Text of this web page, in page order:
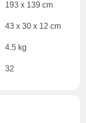
193 x 139 cm
43 x 30 x 12 cm
4.5 kg
32